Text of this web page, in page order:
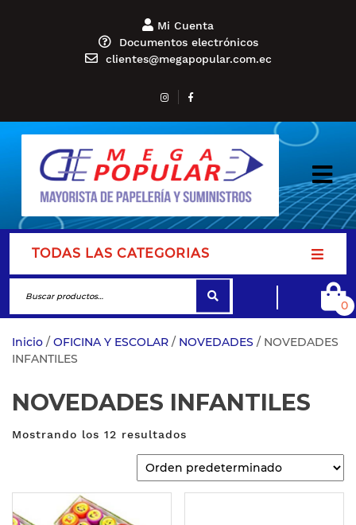
Mi Cuenta
Documentos electrónicos
clientes@megapopular.com.ec
TODAS LAS CATEGORIAS
0
Inicio / OFICINA Y ESCOLAR / NOVEDADES / NOVEDADES
INFANTILES
NOVEDADES INFANTILES
Mostrando los 12 resultados